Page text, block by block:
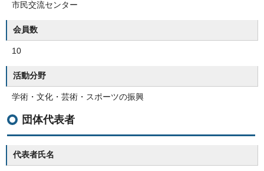
市民交流センター
会員数
10
活動分野
学術・文化・芸術・スポーツの振興
団体代表者
代表者氏名